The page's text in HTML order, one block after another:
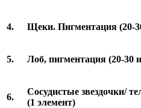
4. Щеки. Пигментация (20-
5. Лоб, пигментация (20-30
6.
Сосудистые звездочки/
(1 элемент)